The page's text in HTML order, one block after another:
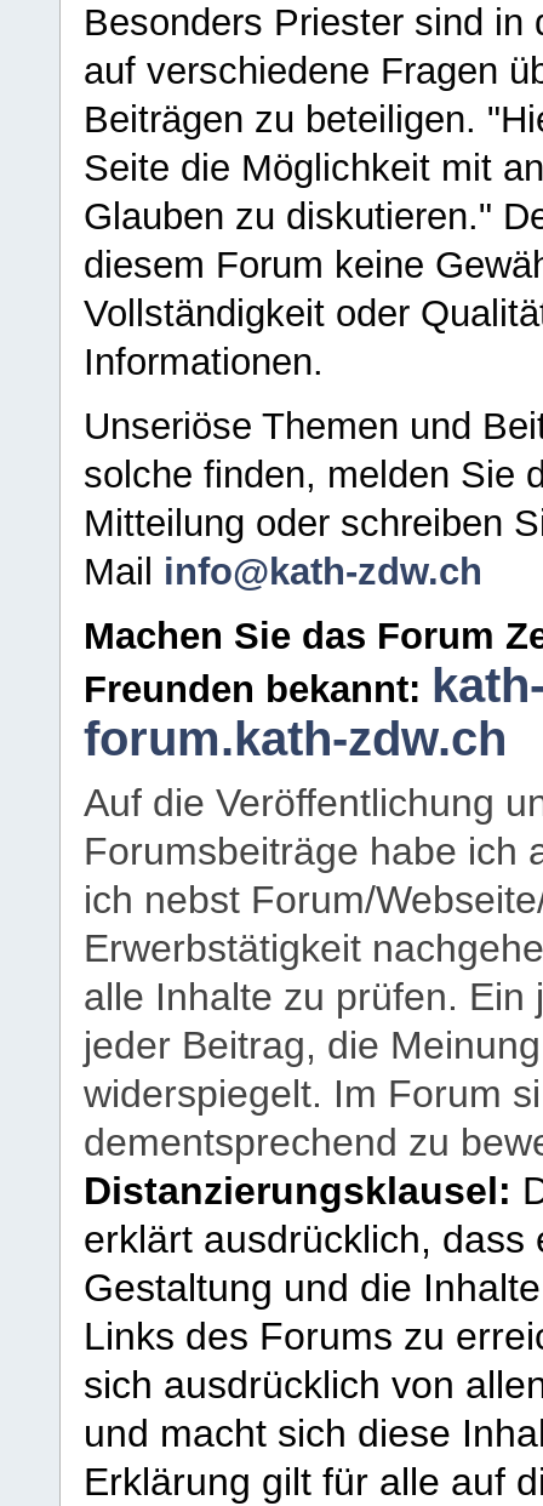
Besonders Priester sind in
auf verschiedene Fragen
Beiträgen zu beteiligen.
Seite die Möglichkeit mit
Glauben zu diskutieren."
diesem Forum keine
Vollständigkeit oder
Informationen.
Unseriöse Themen und
solche finden, melden Sie
Mitteilung oder schreiben
Mail info@kath-zdw.ch
Machen Sie das Forum
Freunden bekannt:
forum.kath-zdw.ch
Auf die Veröffentlichung
Forumsbeiträge habe ich
ich nebst Forum/
Erwerbstätigkeit
alle Inhalte zu prüfen.
jeder Beitrag, die
widerspiegelt. Im Forum
dementsprechend zu
Distanzierungsklausel:
erklärt ausdrücklich,
Gestaltung und die
Links des Forums zu
sich ausdrücklich von
und macht sich diese
Erklärung gilt für alle auf